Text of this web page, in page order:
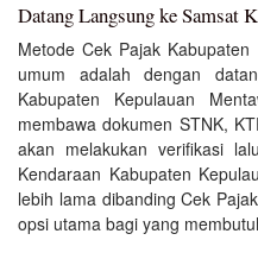
Datang Langsung ke Samsat
Metode Cek Pajak
umum adalah dengan
Kabupaten Kepulauan
membawa dokumen STNK,
akan melakukan verifikasi
Kendaraan Kabupaten
lebih lama dibanding Cek
opsi utama bagi yang